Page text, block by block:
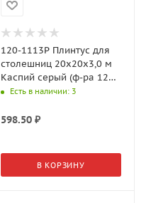
120-1113P Плинтус для
столешниц 20х20х3,0 м
Каспий серый (ф-ра 120-
153, 33-077)
Есть в наличии: 3
598.50₽
В КОРЗИНУ